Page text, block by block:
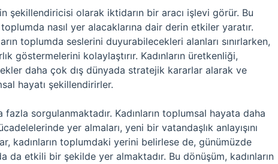
şekillendiricisi olarak iktidarın bir aracı işlevi görür. Bu
nasıl yer alacaklarına dair derin etkiler yaratır.
toplumda seslerini duyurabilecekleri alanları sınırlarken,
göstermelerini kolaylaştırır. Kadınların üretkenliği,
daha çok dış dünyada stratejik kararlar alarak ve
hayatı şekillendirirler.
sorgulanmaktadır. Kadınların toplumsal hayata daha
yer almaları, yeni bir vatandaşlık anlayışını
kadınların toplumdaki yerini belirlese de, günümüzde
da etkili bir şekilde yer almaktadır. Bu dönüşüm, kadınların